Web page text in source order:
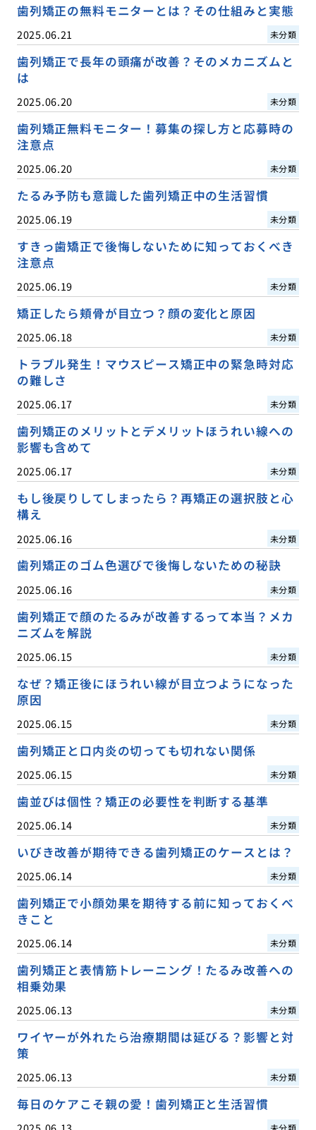
歯列矯正の無料モニターとは？その仕組みと実態
2025.06.21 未分類
歯列矯正で長年の頭痛が改善？そのメカニズムと
は
2025.06.20 未分類
歯列矯正無料モニター！募集の探し方と応募時の
注意点
2025.06.20 未分類
たるみ予防も意識した歯列矯正中の生活習慣
2025.06.19 未分類
すきっ歯矯正で後悔しないために知っておくべき
注意点
2025.06.19 未分類
矯正したら頬骨が目立つ？顔の変化と原因
2025.06.18 未分類
トラブル発生！マウスピース矯正中の緊急時対応
の難しさ
2025.06.17 未分類
歯列矯正のメリットとデメリットほうれい線への
影響も含めて
2025.06.17 未分類
もし後戻りしてしまったら？再矯正の選択肢と心
構え
2025.06.16 未分類
歯列矯正のゴム色選びで後悔しないための秘訣
2025.06.16 未分類
歯列矯正で顔のたるみが改善するって本当？メカ
ニズムを解説
2025.06.15 未分類
なぜ？矯正後にほうれい線が目立つようになった
原因
2025.06.15 未分類
歯列矯正と口内炎の切っても切れない関係
2025.06.15 未分類
歯並びは個性？矯正の必要性を判断する基準
2025.06.14 未分類
いびき改善が期待できる歯列矯正のケースとは？
2025.06.14 未分類
歯列矯正で小顔効果を期待する前に知っておくべ
きこと
2025.06.14 未分類
歯列矯正と表情筋トレーニング！たるみ改善への
相乗効果
2025.06.13 未分類
ワイヤーが外れたら治療期間は延びる？影響と対
策
2025.06.13 未分類
毎日のケアこそ親の愛！歯列矯正と生活習慣